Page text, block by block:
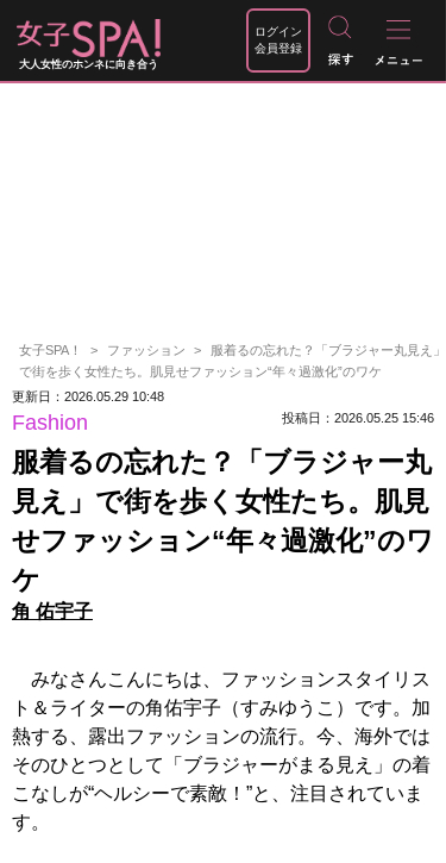
大人女性のホンネに向き合う
ログイン
会員登録
女子SPA！ ファッション
服着るの忘れた？「ブラジャー丸見え」
で街を歩く女性たち。肌見せファッション“年々過激化”のワケ
更新日：2026.05.29 10:48
Fashion 投稿日：2026.05.25 15:46
服着るの忘れた？「ブラジャー丸
見え」で街を歩く女性たち。肌見
せファッション“年々過激化”のワ
ケ
角 佑宇子
みなさんこんにちは、ファッションスタイリス
ト＆ライターの角佑宇子（すみゆうこ）です。加
熱する、露出ファッションの流行。今、海外では
そのひとつとして「ブラジャーがまる見え」の着
こなしが“ヘルシーで素敵！”と、注目されていま
す。